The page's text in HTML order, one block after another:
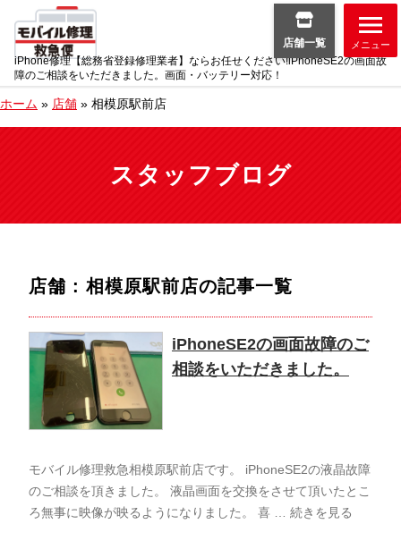
iPhone修理【総務省登録修理業者】ならお任せください!iPhoneSE2の画面故
障のご相談をいただきました。画面・バッテリー対応！
店舗一覧 メニュー
ホーム » 店舗 » 相模原駅前店
スタッフブログ
店舗 : 相模原駅前店の記事一覧
iPhoneSE2の画面故障のご
相談をいただきました。
モバイル修理救急相模原駅前店です。 iPhoneSE2の液晶故障
のご相談を頂きました。 液晶画面を交換をさせて頂いたとこ
ろ無事に映像が映るようになりました。 喜 … 続きを見る